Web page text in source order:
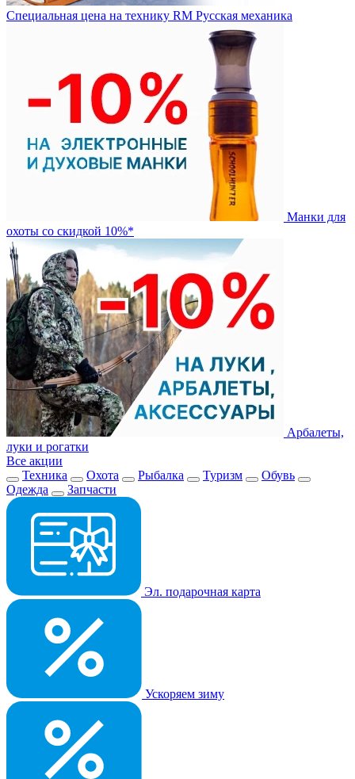
Специальная цена на технику RM Русская механика
Манки для
охоты со скидкой 10%*
Арбалеты,
луки и рогатки
Все акции
Техника
Охота Рыбалка Туризм
Обувь
Одежда
Запчасти
Эл. подарочная карта
Ускоряем зиму